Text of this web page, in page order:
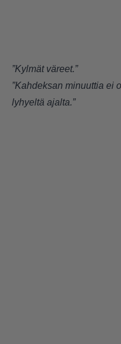
”Kylmät väreet.”
”Kahdeksan minuuttia ei
lyhyeltä ajalta.”